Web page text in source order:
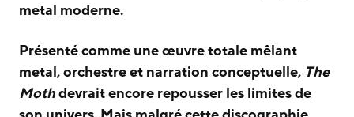
metal moderne.
Présenté comme une œuvre totale mêlant
metal, orchestre et narration conceptuelle, The
Mothdevrait encore repousser les limites de